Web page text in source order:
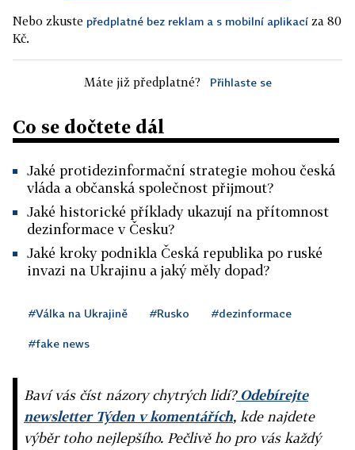
Nebo zkuste předplatné bez reklam a s mobilní aplikací za 80
Kč.
Máte již předplatné? Přihlaste se
Co se dočtete dál
Jaké protidezinformační strategie mohou česká
vláda a občanská společnost přijmout?
Jaké historické příklady ukazují na přítomnost
dezinformace v Česku?
Jaké kroky podnikla Česká republika po ruské
invazi na Ukrajinu a jaký měly dopad?
#Válka na Ukrajině #Rusko #dezinformace
#fake news
Baví vás číst názory chytrých lidí?Odebírejte
newsletter Týden v komentářích, kde najdete
výběr toho nejlepšího. Pečlivě ho pro vás každý